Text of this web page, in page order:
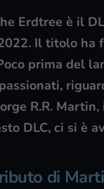
Erdtree è il
Il titolo ha
prima del
R.R.
DLC, ci si è
di